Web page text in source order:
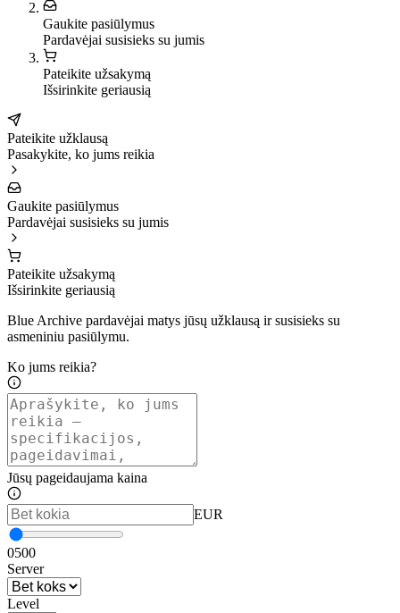
Gaukite pasiūlymus
Pardavėjai susisieks su jumis
Pateikite užsakymą
Išsirinkite geriausią
Pateikite užklausą
Pasakykite, ko jums reikia
Gaukite pasiūlymus
Pardavėjai susisieks su jumis
Pateikite užsakymą
Išsirinkite geriausią
Blue Archive pardavėjai matys jūsų užklausą ir susisieks su
asmeniniu pasiūlymu.
Ko jums reikia?
Jūsų pageidaujama kaina
EUR
0500
Server
Level